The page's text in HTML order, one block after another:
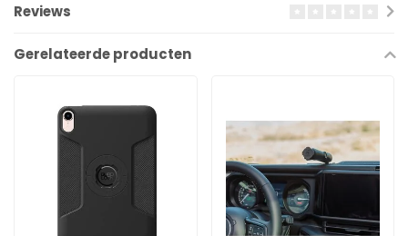
Reviews
Gerelateerde producten